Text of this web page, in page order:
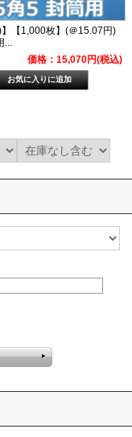
)】【1,000枚】(＠15.07円)
...
価格：15,070円(税込)